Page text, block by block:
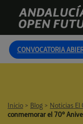
content
Andalucía
Open
Future
CONVOCATORIA
Inicio > Blog > Noticias El
conmemorar el 70º